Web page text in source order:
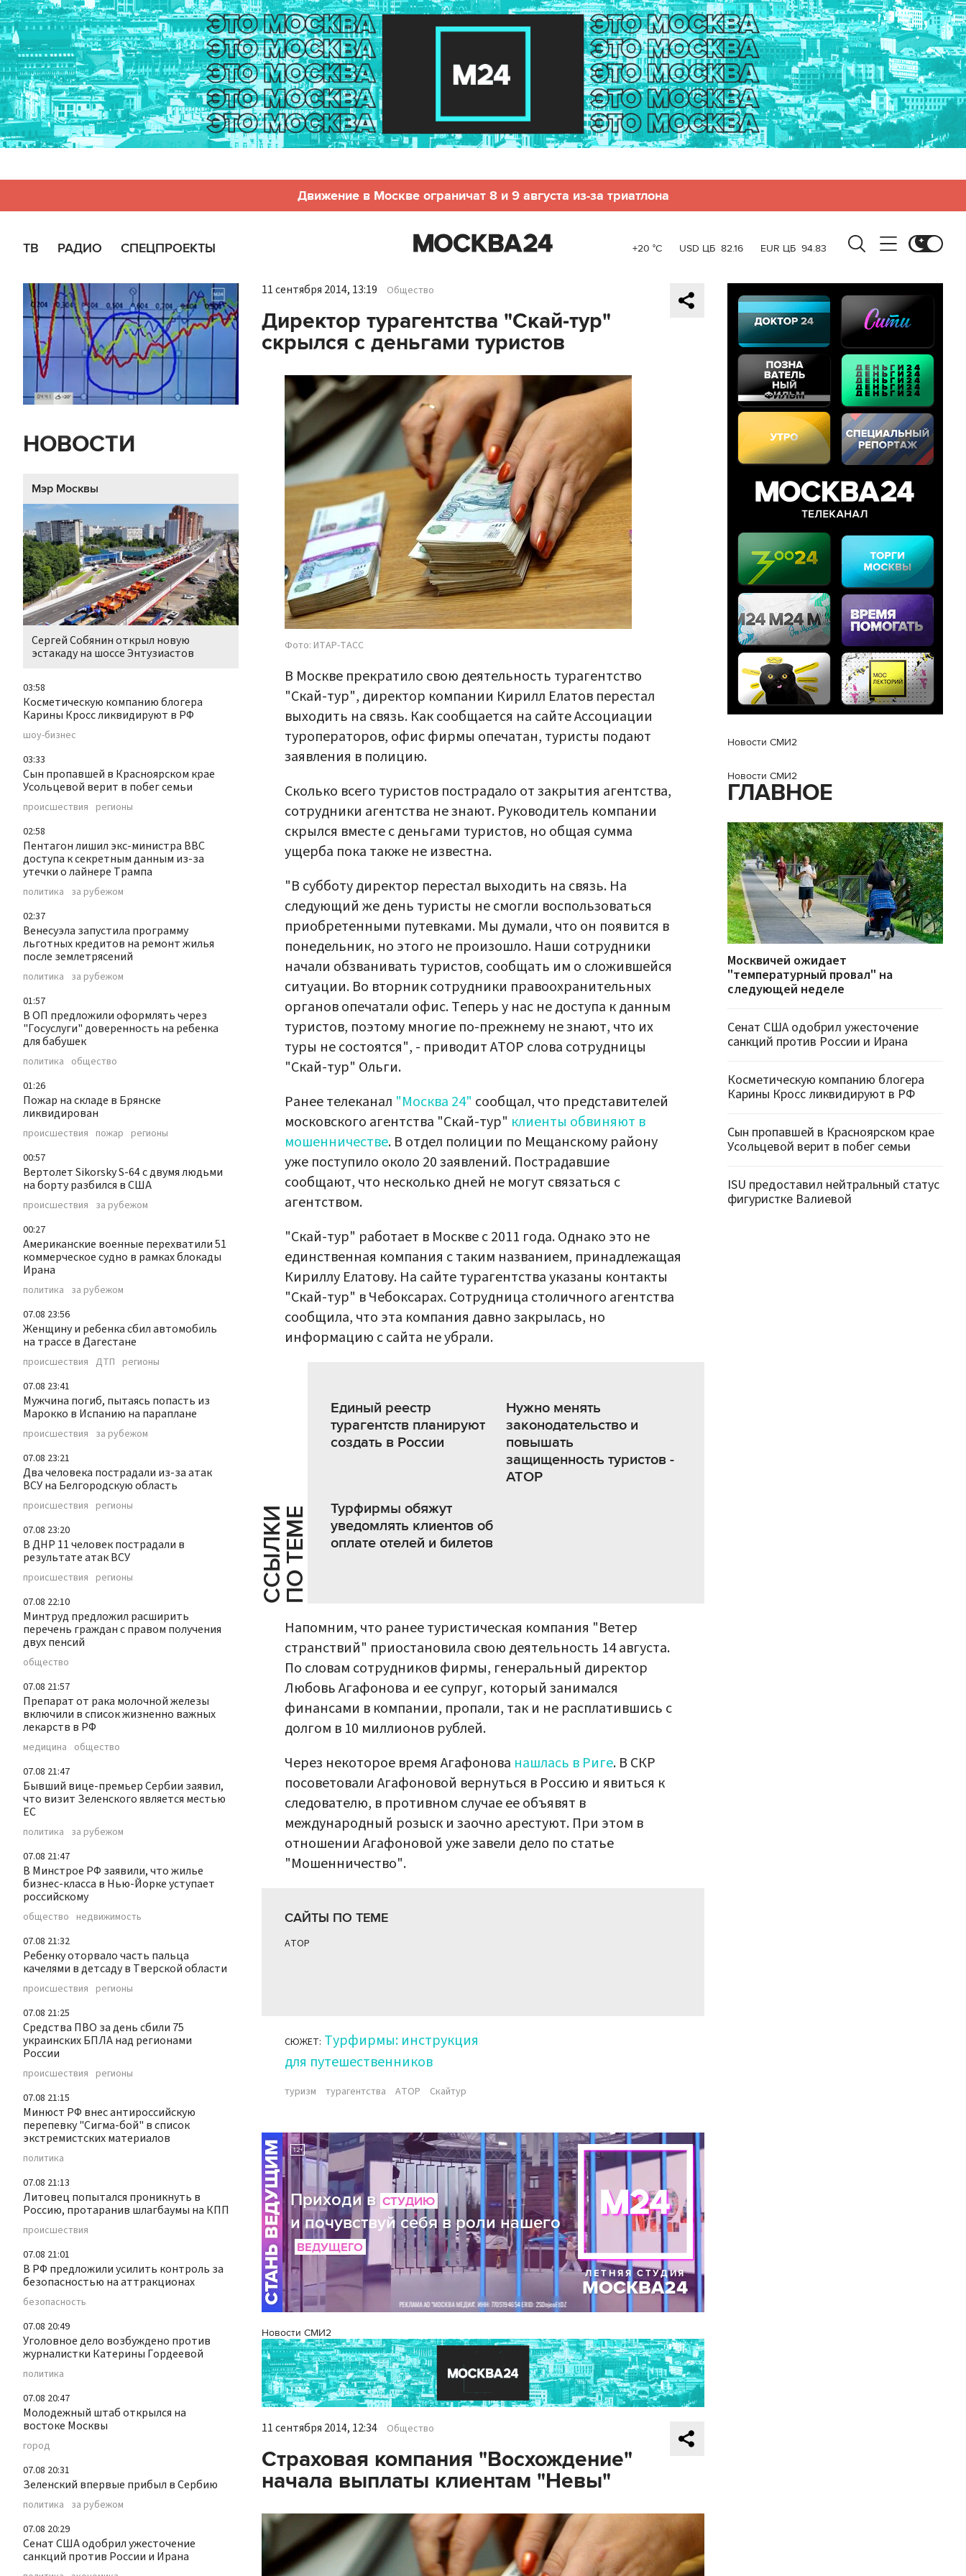
Движение в Москве ограничат 8 и 9 августа из-за триатлона
ТВ РАДИО СПЕЦПРОЕКТЫ +20 °C USD ЦБ 82.16 EUR ЦБ 94.83
НОВОСТИ
Мэр Москвы
Сергей Собянин открыл новую
эстакаду на шоссе Энтузиастов
03:58
Косметическую компанию блогера
Карины Кросс ликвидируют в РФ
шоу-бизнес
03:33
Сын пропавшей в Красноярском крае
Усольцевой верит в побег семьи
происшествия регионы
02:58
Пентагон лишил экс-министра ВВС
доступа к секретным данным из-за
утечки о лайнере Трампа
политика за рубежом
02:37
Венесуэла запустила программу
льготных кредитов на ремонт жилья
после землетрясений
политика за рубежом
01:57
В ОП предложили оформлять через
"Госуслуги" доверенность на ребенка
для бабушек
политика общество
01:26
Пожар на складе в Брянске
ликвидирован
происшествия пожар регионы
00:57
Вертолет Sikorsky S-64 с двумя людьми
на борту разбился в США
происшествия за рубежом
00:27
Американские военные перехватили 51
коммерческое судно в рамках блокады
Ирана
политика за рубежом
07.08 23:56
Женщину и ребенка сбил автомобиль
на трассе в Дагестане
происшествия ДТП регионы
07.08 23:41
Мужчина погиб, пытаясь попасть из
Марокко в Испанию на параплане
происшествия за рубежом
07.08 23:21
Два человека пострадали из-за атак
ВСУ на Белгородскую область
происшествия регионы
07.08 23:20
В ДНР 11 человек пострадали в
результате атак ВСУ
происшествия регионы
07.08 22:10
Минтруд предложил расширить
перечень граждан с правом получения
двух пенсий
общество
07.08 21:57
Препарат от рака молочной железы
включили в список жизненно важных
лекарств в РФ
медицина общество
07.08 21:47
Бывший вице-премьер Сербии заявил,
что визит Зеленского является местью
ЕС
политика за рубежом
07.08 21:47
В Минстрое РФ заявили, что жилье
бизнес-класса в Нью-Йорке уступает
российскому
общество недвижимость
07.08 21:32
Ребенку оторвало часть пальца
качелями в детсаду в Тверской области
происшествия регионы
07.08 21:25
Средства ПВО за день сбили 75
украинских БПЛА над регионами
России
происшествия регионы
07.08 21:15
Минюст РФ внес антироссийскую
перепевку "Сигма-бой" в список
экстремистских материалов
политика
07.08 21:13
Литовец попытался проникнуть в
Россию, протаранив шлагбаумы на КПП
происшествия
07.08 21:01
В РФ предложили усилить контроль за
безопасностью на аттракционах
безопасность
07.08 20:49
Уголовное дело возбуждено против
журналистки Катерины Гордеевой
политика
07.08 20:47
Молодежный штаб открылся на
востоке Москвы
город
07.08 20:31
Зеленский впервые прибыл в Сербию
политика за рубежом
07.08 20:29
Сенат США одобрил ужесточение
санкций против России и Ирана
11 сентября 2014, 13:19 Общество
Директор турагентства "Скай-тур"
скрылся с деньгами туристов
Фото: ИТАР-ТАСС
В Москве прекратило свою деятельность турагентство
"Скай-тур", директор компании Кирилл Елатов перестал
выходить на связь. Как сообщается на сайте Ассоциации
туроператоров, офис фирмы опечатан, туристы подают
заявления в полицию.
Сколько всего туристов пострадало от закрытия агентства,
сотрудники агентства не знают. Руководитель компании
скрылся вместе с деньгами туристов, но общая сумма
ущерба пока также не известна.
"В субботу директор перестал выходить на связь. На
следующий же день туристы не смогли воспользоваться
приобретенными путевками. Мы думали, что он появится в
понедельник, но этого не произошло. Наши сотрудники
начали обзванивать туристов, сообщать им о сложившейся
ситуации. Во вторник сотрудники правоохранительных
органов опечатали офис. Теперь у нас не доступа к данным
туристов, поэтому многие по-прежнему не знают, что их
туры не состоятся", - приводит АТОР слова сотрудницы
"Скай-тур" Ольги.
Ранее телеканал "Москва 24" сообщал, что представителей
московского агентства "Скай-тур" клиенты обвиняют в
мошенничестве. В отдел полиции по Мещанскому району
уже поступило около 20 заявлений. Пострадавшие
сообщают, что несколько дней не могут связаться c
агентством.
"Скай-тур" работает в Москве с 2011 года. Однако это не
единственная компания с таким названием, принадлежащая
Кириллу Елатову. На сайте турагентства указаны контакты
"Скай-тур" в Чебоксарах. Сотрудница столичного агентства
сообщила, что эта компания давно закрылась, но
информацию с сайта не убрали.
С
С
Ы
Л
К
И
П
О
Т
Е
МЕ
Единый реестр
турагентств планируют
создать в России
Нужно менять
законодательство и
повышать
защищенность туристов -
АТОР
Турфирмы обяжут
уведомлять клиентов об
оплате отелей и билетов
Напомним, что ранее туристическая компания "Ветер
странствий" приостановила свою деятельность 14 августа.
По словам сотрудников фирмы, генеральный директор
Любовь Агафонова и ее супруг, который занимался
финансами в компании, пропали, так и не расплатившись с
долгом в 10 миллионов рублей.
Через некоторое время Агафонова нашлась в Риге. В СКР
посоветовали Агафоновой вернуться в Россию и явиться к
следователю, в противном случае ее объявят в
международный розыск и заочно арестуют. При этом в
отношении Агафоновой уже завели дело по статье
"Мошенничество".
САЙТЫ ПО ТЕМЕ
АТОР
СЮЖЕТ: Турфирмы: инструкция
для путешественников
туризм турагентства АТОР Скайтур
Новости СМИ2
Новости СМИ2
Новости СМИ2
ГЛАВНОЕ
Москвичей ожидает
"температурный провал" на
следующей неделе
Сенат США одобрил ужесточение
санкций против России и Ирана
Косметическую компанию блогера
Карины Кросс ликвидируют в РФ
Сын пропавшей в Красноярском крае
Усольцевой верит в побег семьи
ISU предоставил нейтральный статус
фигуристке Валиевой
11 сентября 2014, 12:34 Общество
Страховая компания "Восхождение"
начала выплаты клиентам "Невы"